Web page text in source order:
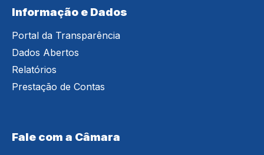
Informação e Dados
Portal da Transparência
Dados Abertos
Relatórios
Prestação de Contas
Fale com a Câmara